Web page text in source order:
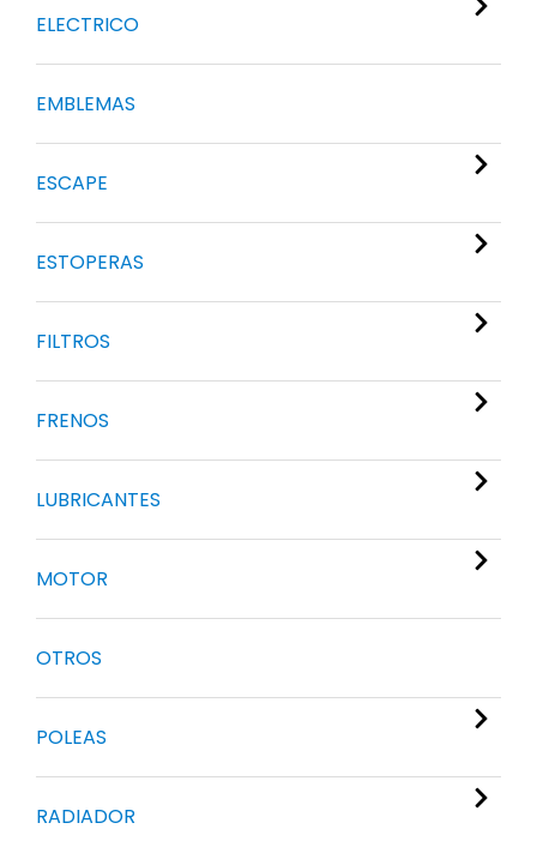
ELECTRICO
EMBLEMAS
ESCAPE
ESTOPERAS
FILTROS
FRENOS
LUBRICANTES
MOTOR
OTROS
POLEAS
RADIADOR